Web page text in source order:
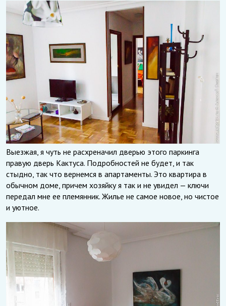
Выезжая, я чуть не расхреначил дверью этого паркинга
правую дверь Кактуса. Подробностей не будет, и так
стыдно, так что вернемся в апартаменты. Это квартира в
обычном доме, причем хозяйку я так и не увидел — ключи
передал мне ее племянник. Жилье не самое новое, но чистое
и уютное.